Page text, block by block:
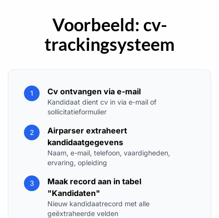
Voorbeeld: cv-
trackingsysteem
1 Cv ontvangen via e-mail
Kandidaat dient cv in via e-mail of
sollicitatieformulier
2
Airparser extraheert
kandidaatgegevens
Naam, e-mail, telefoon, vaardigheden,
ervaring, opleiding
3
Maak record aan in tabel
"Kandidaten"
Nieuw kandidaatrecord met alle
geëxtraheerde velden